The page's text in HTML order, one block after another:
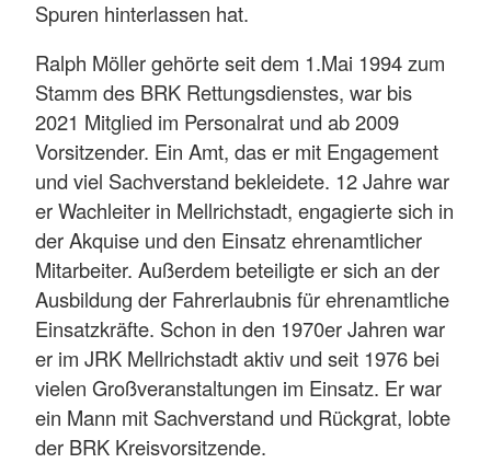
Spuren hinterlassen hat.
Ralph Möller gehörte seit dem 1.Mai 1994 zum
Stamm des BRK Rettungsdienstes, war bis
2021 Mitglied im Personalrat und ab 2009
Vorsitzender. Ein Amt, das er mit Engagement
und viel Sachverstand bekleidete. 12 Jahre war
er Wachleiter in Mellrichstadt, engagierte sich in
der Akquise und den Einsatz ehrenamtlicher
Mitarbeiter. Außerdem beteiligte er sich an der
Ausbildung der Fahrerlaubnis für ehrenamtliche
Einsatzkräfte. Schon in den 1970er Jahren war
er im JRK Mellrichstadt aktiv und seit 1976 bei
vielen Großveranstaltungen im Einsatz. Er war
ein Mann mit Sachverstand und Rückgrat, lobte
der BRK Kreisvorsitzende.